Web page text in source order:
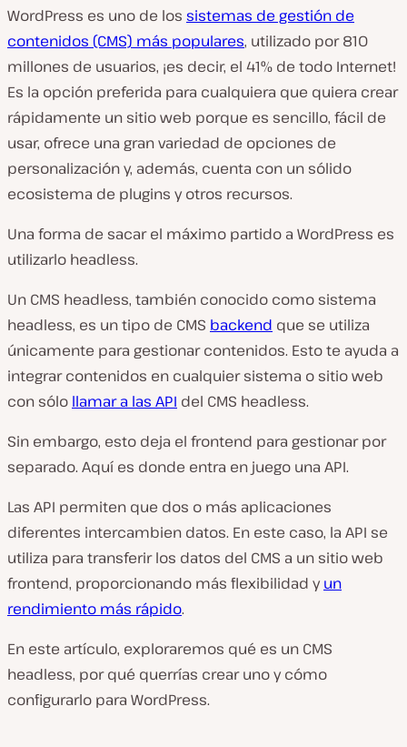
WordPress es uno de los sistemas de gestión de
contenidos (CMS) más populares, utilizado por 810
millones de usuarios, ¡es decir, el 41% de todo Internet!
Es la opción preferida para cualquiera que quiera crear
rápidamente un sitio web porque es sencillo, fácil de
usar, ofrece una gran variedad de opciones de
personalización y, además, cuenta con un sólido
ecosistema de plugins y otros recursos.
Una forma de sacar el máximo partido a WordPress es
utilizarlo headless.
Un CMS headless, también conocido como sistema
headless, es un tipo de CMS backend que se utiliza
únicamente para gestionar contenidos. Esto te ayuda a
integrar contenidos en cualquier sistema o sitio web
con sólo llamar a las API del CMS headless.
Sin embargo, esto deja el frontend para gestionar por
separado. Aquí es donde entra en juego una API.
Las API permiten que dos o más aplicaciones
diferentes intercambien datos. En este caso, la API se
utiliza para transferir los datos del CMS a un sitio web
frontend, proporcionando más flexibilidad yun
rendimiento más rápido.
En este artículo, exploraremos qué es un CMS
headless, por qué querrías crear uno y cómo
configurarlo para WordPress.